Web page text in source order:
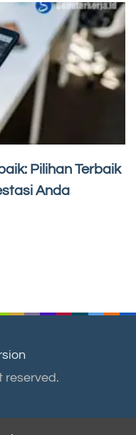
Pilihan Terbaik
Anda
reserved.